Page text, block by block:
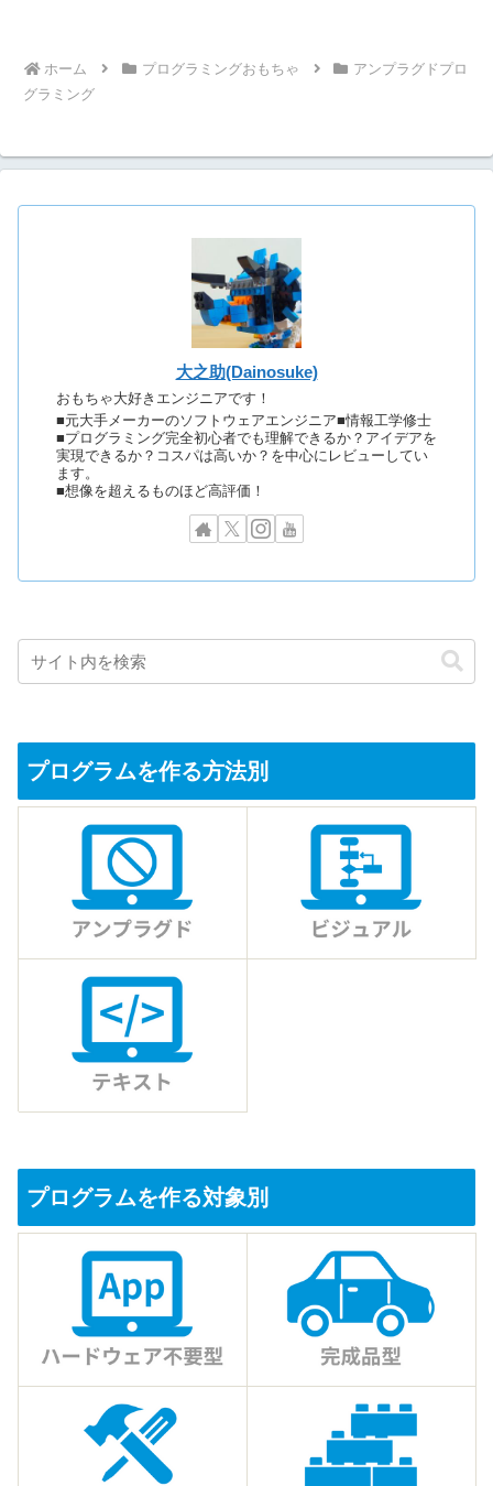
ホーム プログラミングおもちゃ
アンプラグドプロ
グラミング
大之助(Dainosuke)
おもちゃ大好きエンジニアです！
■元大手メーカーのソフトウェアエンジニア■情報工学修士
■プログラミング完全初心者でも理解できるか？アイデアを
実現できるか？コスパは高いか？を中心にレビューしてい
ます。
■想像を超えるものほど高評価！
プログラムを作る方法別
プログラムを作る対象別